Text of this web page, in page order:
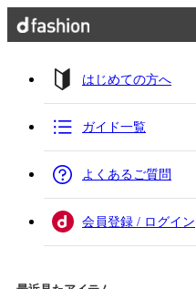
はじめての方へ
ガイド一覧
よくあるご質問
会員登録 / ログイン